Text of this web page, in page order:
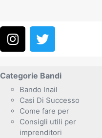
Categorie Bandi
Bando Inail
Casi Di Successo
Come fare per
Consigli utili per
imprenditori